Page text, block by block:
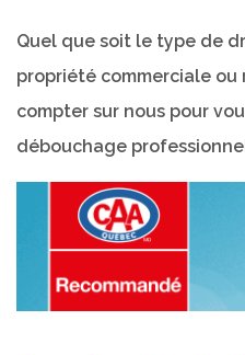
Quel que soit le type de
propriété commerciale
compter sur nous pour
débouchage